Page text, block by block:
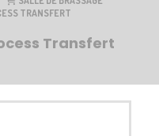
TRANSFERT
Transfert